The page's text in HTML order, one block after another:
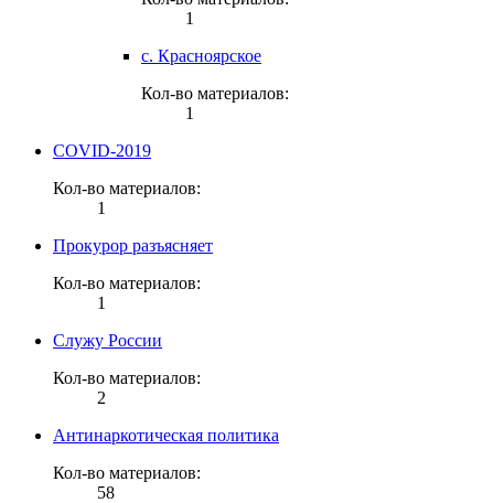
1
с. Красноярское
Кол-во материалов:
1
COVID-2019
Кол-во материалов:
1
Прокурор разъясняет
Кол-во материалов:
1
Служу России
Кол-во материалов:
2
Антинаркотическая политика
Кол-во материалов:
58